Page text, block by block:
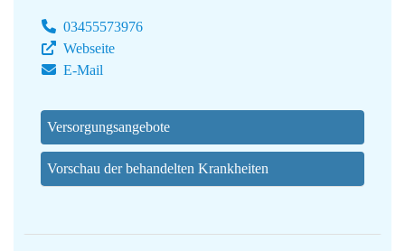
03455573976
Webseite
E-Mail
Versorgungsangebote
Vorschau der behandelten Krankheiten